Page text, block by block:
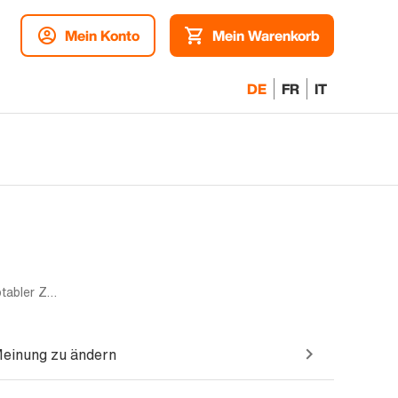
Mein Konto Mein Warenkorb
DE FR IT
Mono sim | 128GB | Violett | Akzeptabler Zustand
zu ändern